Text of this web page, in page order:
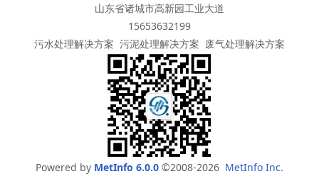
山东省诸城市高新园工业大道
15653632199
污水处理解决方案 污泥处理解决方案 废气处理解决方案
Powered by MetInfo 6.0.0 ©2008-2026 MetInfo Inc.